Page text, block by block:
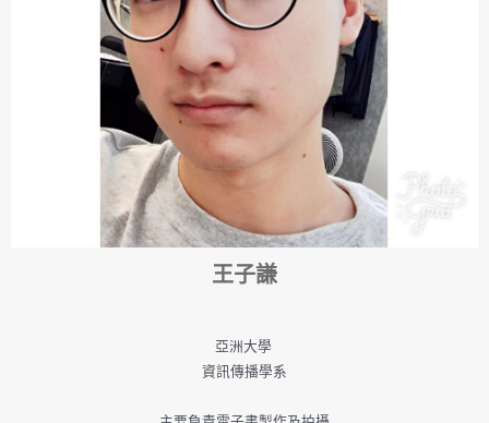
王子謙
亞洲大學
資訊傳播學系